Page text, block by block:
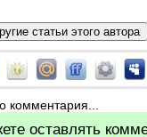
комментария...
оставлять